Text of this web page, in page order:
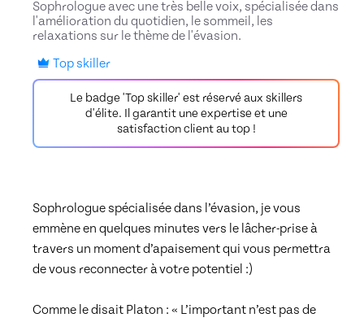
Sophrologue avec une très belle voix, spécialisée dans
l'amélioration du quotidien, le sommeil, les
relaxations sur le thème de l'évasion.
Top skiller
Le badge 'Top skiller' est réservé aux skillers
d'élite. Il garantit une expertise et une
satisfaction client au top !
Sophrologue spécialisée dans l’évasion, je vous
emmène en quelques minutes vers le lâcher-prise à
travers un moment d’apaisement qui vous permettra
de vous reconnecter à votre potentiel :)
Comme le disait Platon : « L’important n’est pas de